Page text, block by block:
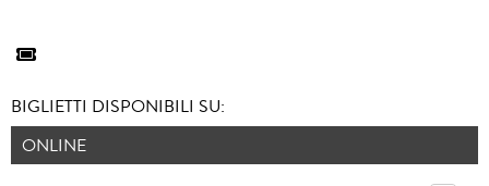
BIGLIETTI DISPONIBILI SU:
ONLINE